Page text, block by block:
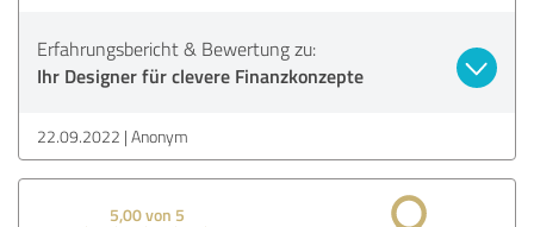
Erfahrungsbericht & Bewertung zu:
Ihr Designer für clevere Finanzkonzepte
22.09.2022 Anonym
5,00 von 5